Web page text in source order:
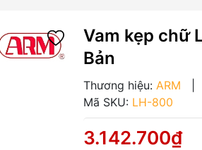
Vam kẹp chữ
Bản
Thương hiệu: ARM
Mã SKU: LH-800
3.142.700₫